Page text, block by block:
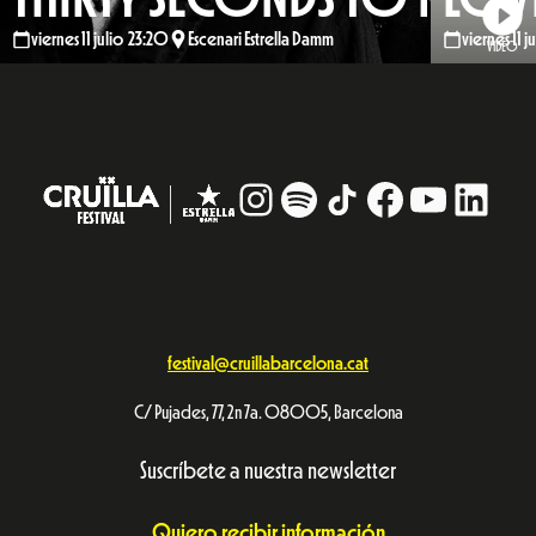
viernes 11 julio 23:20 Escenari Estrella Damm VIDEO
viernes
Instagram
# TikTokFacebook
festival@cruillabarcelona.cat
C/ Pujades, 77, 2n 7a. 08005, Barcelona
Suscríbete a nuestra newsletter